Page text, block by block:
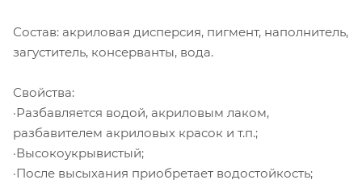
Состав: акриловая дисперсия, пигмент, наполнитель,
загуститель, консерванты, вода.
Свойства:
·Разбавляется водой, акриловым лаком,
разбавителем акриловых красок и т.п.;
·Высокоукрывистый;
·После высыхания приобретает водостойкость;